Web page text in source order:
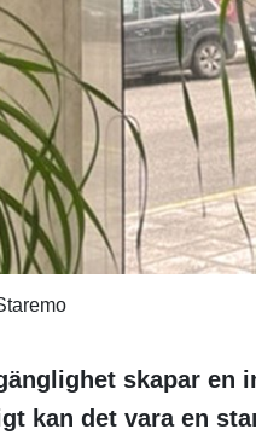
skapar en
kan det vara en